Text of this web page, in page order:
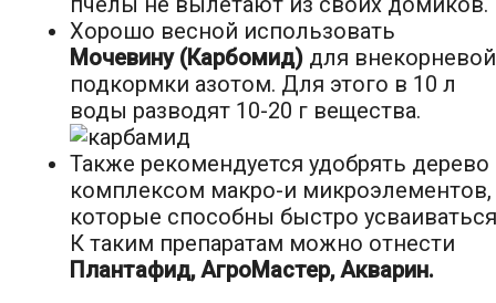
Хорошо весной использовать
Мочевину (Карбомид) для внекорневой
подкормки азотом. Для этого в 10 л
воды разводят 10-20 г вещества.
Также рекомендуется удобрять дерево
комплексом макро-и микроэлементов,
которые способны быстро
К таким препаратам можно отнести
Плантафид, АгроМастер, Акварин.